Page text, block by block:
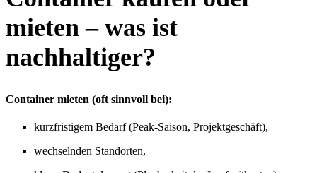
mieten – was ist
nachhaltiger?
Container mieten (oft sinnvoll bei):
kurzfristigem Bedarf (Peak-Saison, Projektgeschäft),
wechselnden Standorten,